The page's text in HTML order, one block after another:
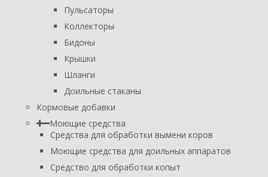
Пульсаторы
Коллекторы
Бидоны
Крышки
Шланги
Доильные стаканы
Кормовые добавки
Моющие средства
Средства для обработки вымени коров
Моющие средства для доильных аппаратов
Средство для обработки копыт